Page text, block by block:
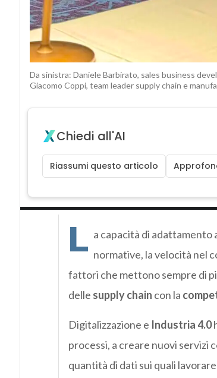
Da sinistra: Daniele Barbirato, sales business
Giacomo Coppi, team leader supply chain e
Chiedi all'AI
Riassumi questo articolo
L a capacità di adattamento
normative, la velocità nel
fattori che mettono sempre di
delle supply chain con la
Digitalizzazione e Industria 4.0
processi, a creare nuovi servizi
quantità di dati sui quali